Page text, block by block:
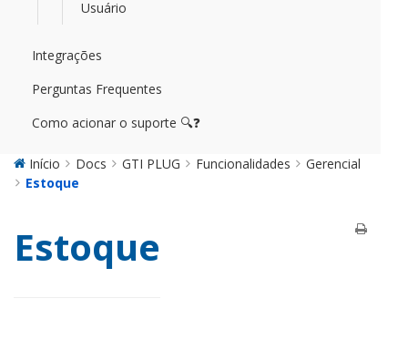
Usuário
Integrações
Perguntas Frequentes
Como acionar o suporte 🔍❓
Início Docs GTI PLUG Funcionalidades
Gerencial
Estoque
Estoque